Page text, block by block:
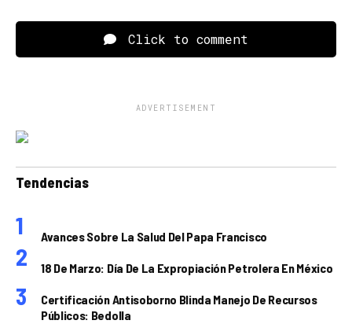
Click to comment
ADVERTISEMENT
Tendencias
Avances Sobre La Salud Del Papa Francisco
18 De Marzo: Día De La Expropiación Petrolera En México
Certificación Antisoborno Blinda Manejo De Recursos
Públicos: Bedolla